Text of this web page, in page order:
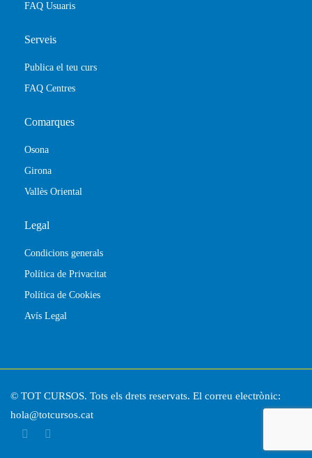
FAQ Usuaris
Serveis
Publica el teu curs
FAQ Centres
Comarques
Osona
Girona
Vallès Oriental
Legal
Condicions generals
Política de Privacitat
Política de Cookies
Avís Legal
© TOT CURSOS. Tots els drets reservats. El correu electrònic:
hola@totcursos.cat